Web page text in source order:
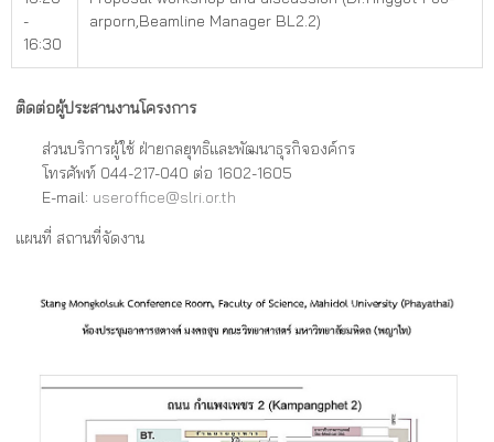
-
16:30
arporn,Beamline Manager BL2.2)
ติดต่อผู้ประสานงานโครงการ
ส่วนบริการผู้ใช้ ฝ่ายกลยุทธิและพัฒนาธุรกิจองค์กร
โทรศัพท์ 044-217-040 ต่อ 1602-1605
E-mail: useroffice@slri.or.th
แผนที่ สถานที่จัดงาน